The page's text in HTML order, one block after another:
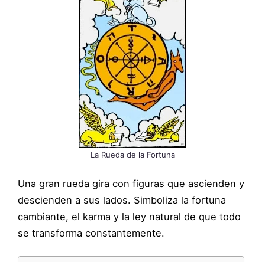
La Rueda de la Fortuna
Una gran rueda gira con figuras que ascienden y
descienden a sus lados. Simboliza la fortuna
cambiante, el karma y la ley natural de que todo
se transforma constantemente.